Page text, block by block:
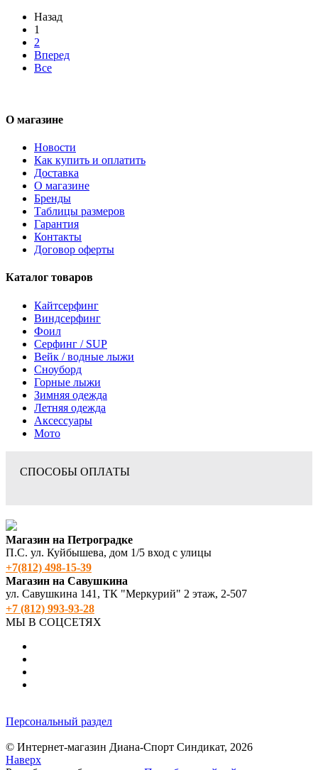
Назад
1
2
Вперед
Все
О магазине
Новости
Как купить и оплатить
Доставка
О магазине
Бренды
Таблицы размеров
Гарантия
Контакты
Договор оферты
Каталог товаров
Кайтсерфинг
Виндсерфинг
Фоил
Серфинг / SUP
Вейк / водные лыжи
Сноуборд
Горные лыжи
Зимняя одежда
Летняя одежда
Аксессуары
Мото
СПОСОБЫ ОПЛАТЫ
Магазин на Петроградке
П.С. ул. Куйбышева, дом 1/5 вход с улицы
+7(812) 498‑15-39
Магазин на Савушкина
ул. Савушкина 141, ТК "Меркурий" 2 этаж, 2-507
+7 (812) 993-93-28
МЫ В СОЦСЕТЯХ
Персональный раздел
© Интернет-магазин Диана-Спорт Синдикат, 2026
Наверх